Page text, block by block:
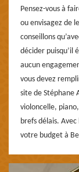
Pensez-vous à
ou envisagez de
conseillons
décider puisqu’il
aucun
vous devez
site de Stéphane
violoncelle,
brefs délais.
votre budget à